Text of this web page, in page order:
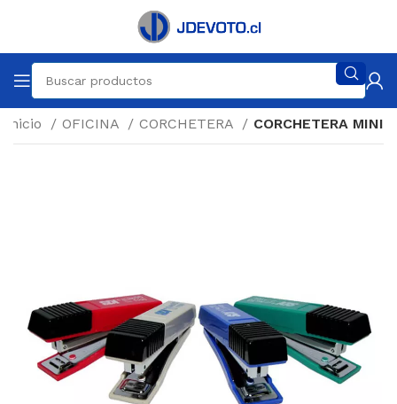
Inicio OFICINA CORCHETERA CORCHETERA MINI